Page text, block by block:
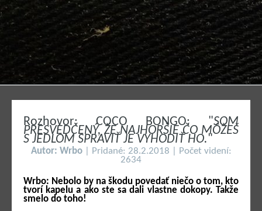
Rozhovor: COCO BONGO: "SOM
PRESVEDČENÝ, ŽE NAJHORŠIE ČO MÔŽEŠ
S JEDLOM SPRAVIŤ JE VYHODIŤ HO."
Autor: Wrbo| Pridané: 28.2.2018 | Počet videní:
2634
Wrbo: Nebolo by na škodu povedať niečo o tom, kto
tvorí kapelu a ako ste sa dali vlastne dokopy. Takže
smelo do toho!